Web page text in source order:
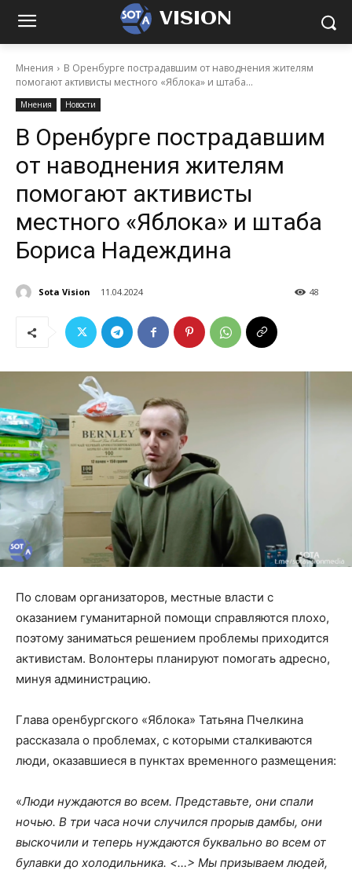
VISION
Мнения
В Оренбурге пострадавшим от наводнения жителям
помогают активисты местного «Яблока» и штаба...
Мнения Новости
В Оренбурге пострадавшим
от наводнения жителям
помогают активисты
местного «Яблока» и штаба
Бориса Надеждина
Sota Vision 11.04.2024 48
По словам организаторов, местные власти с
оказанием гуманитарной помощи справляются плохо,
поэтому заниматься решением проблемы приходится
активистам. Волонтеры планируют помогать адресно,
минуя администрацию.
Глава оренбургского «Яблока» Татьяна Пчелкина
рассказала о проблемах, с которыми сталкиваются
люди, оказавшиеся в пунктах временного размещения:
«Люди нуждаются во всем. Представьте, они спали
ночью. В три часа ночи случился прорыв дамбы, они
выскочили и теперь нуждаются буквально во всем от
булавки до холодильника. <…> Мы призываем людей,